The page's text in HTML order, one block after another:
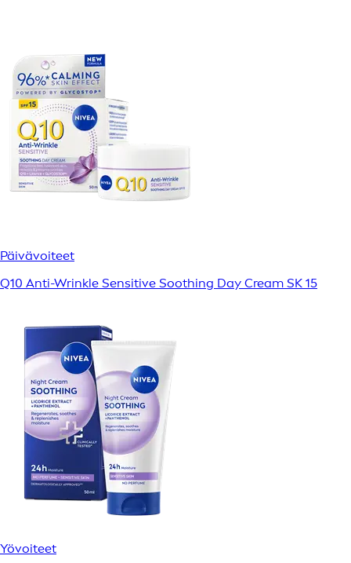
Päivävoiteet
Q10 Anti-Wrinkle Sensitive Soothing Day Cream SK 15
Yövoiteet